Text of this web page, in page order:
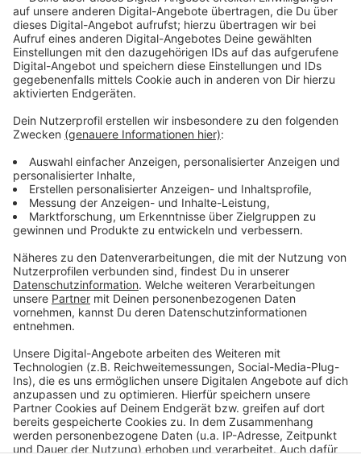
Weitere Überprüfungen im Umfeld stehen noch an,
Sperrungen und eine Evakuierung sind heute aber nicht
notwendig. Auch das Altenheim Friedrichsburg muss
Anzeige
©Stadt Münster
Das wäre der mögliche Evakuierungsbereich im 250-
Offenbergstraße gewesen.
Anzeige
Anzeige